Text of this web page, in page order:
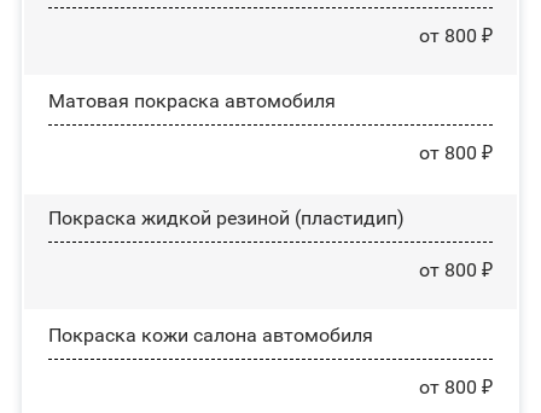
от 800 ₽
Матовая покраска автомобиля
от 800 ₽
Покраска жидкой резиной (пластидип)
от 800 ₽
Покраска кожи салона автомобиля
от 800 ₽